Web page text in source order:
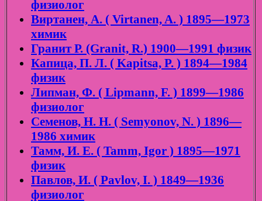
физиолог
Виртанен, А. ( Virtanen, A. ) 1895—1973
химик
Гранит Р. (Granit, R.) 1900—1991 физик
Капица, П. Л. ( Kapitsa, P. ) 1894—1984
физик
Липман, Ф. ( Lipmann, F. ) 1899—1986
физиолог
Семенов, Н. Н. ( Semyonov, N. ) 1896—
1986 химик
Тамм, И. Е. ( Tamm, Igor ) 1895—1971
физик
Павлов, И. ( Pavlov, I. ) 1849—1936
физиолог